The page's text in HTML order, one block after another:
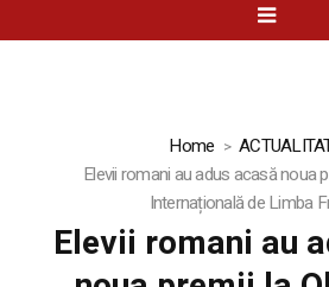
Home
Elevii romani au adus acasă noua
Internațională de Limba
Elevii romani au